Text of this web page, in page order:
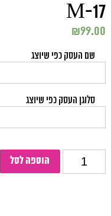
M-17
₪99.00
שם העסק כפי שיוצג
סלוגן העסק כפי שיוצג
הוספה לסל